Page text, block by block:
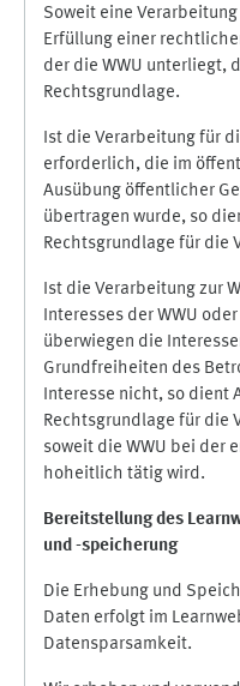
Soweit eine
Erfüllung einer
der die WWU unterliegt,
Rechtsgrundlage.
Ist die Verarbeitung für
erforderlich, die im
Ausübung öffentlicher
übertragen wurde, so
Rechtsgrundlage für die
Ist die Verarbeitung zur
Interesses der WWU
überwiegen die
Grundfreiheiten des
Interesse nicht, so dient
Rechtsgrundlage für die
soweit die WWU bei der
hoheitlich tätig wird.
Bereitstellung des
und -speicherung
Die Erhebung und
Daten erfolgt im
Datensparsamkeit.